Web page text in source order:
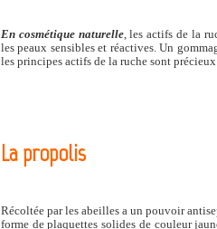
En cosmétique naturelle, les actifs de la
les peaux sensibles et réactives. Un
les principes actifs de la ruche sont
La propolis
Récoltée par les abeilles a un pouvoir
forme de plaquettes solides de couleur